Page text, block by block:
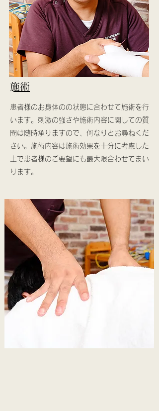
​​施術
患者様のお身体のの状態に合わせて施術を行
います。刺激の強さや施術内容に関しての質
問は随時承りますので、何なりとお尋ねくだ
さい。施術内容は施術効果を十分に考慮した
上で患者様のご要望にも最大限合わせてまい
ります。